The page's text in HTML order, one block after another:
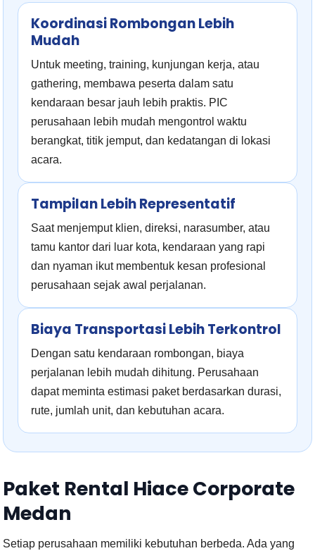
Koordinasi Rombongan Lebih
Mudah
Untuk meeting, training, kunjungan kerja, atau
gathering, membawa peserta dalam satu
kendaraan besar jauh lebih praktis. PIC
perusahaan lebih mudah mengontrol waktu
berangkat, titik jemput, dan kedatangan di lokasi
acara.
Tampilan Lebih Representatif
Saat menjemput klien, direksi, narasumber, atau
tamu kantor dari luar kota, kendaraan yang rapi
dan nyaman ikut membentuk kesan profesional
perusahaan sejak awal perjalanan.
Biaya Transportasi Lebih Terkontrol
Dengan satu kendaraan rombongan, biaya
perjalanan lebih mudah dihitung. Perusahaan
dapat meminta estimasi paket berdasarkan durasi,
rute, jumlah unit, dan kebutuhan acara.
Paket Rental Hiace Corporate
Medan
Setiap perusahaan memiliki kebutuhan berbeda. Ada yang